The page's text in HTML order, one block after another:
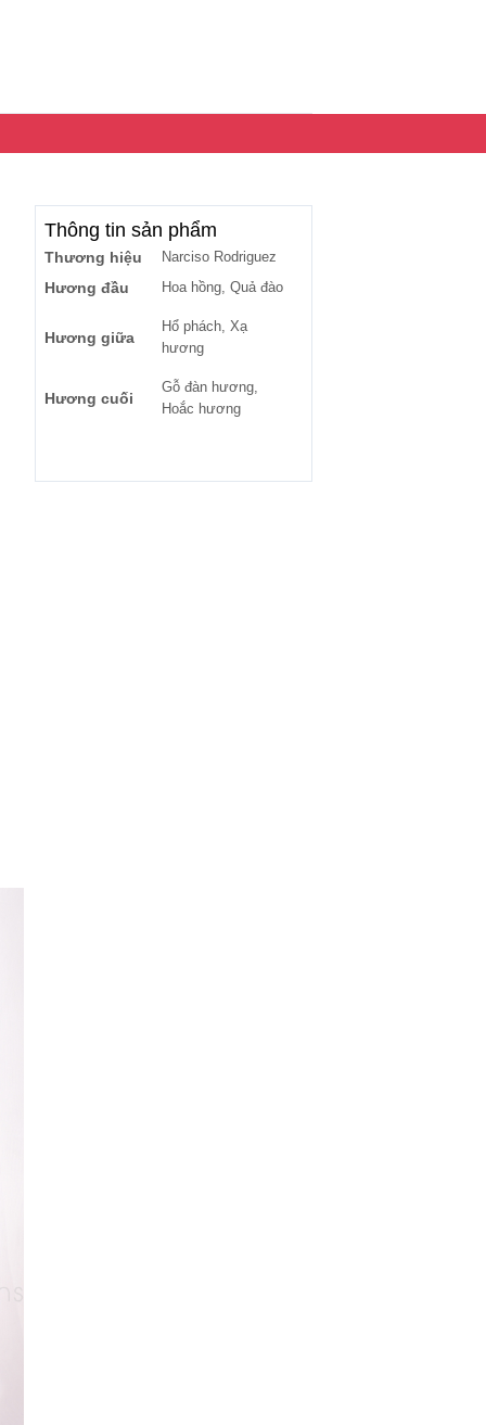
Thông tin sản phẩm
Thương hiệu Narciso Rodriguez
Hương đầu Hoa hồng, Quả đào
Hương giữa
Hổ phách, Xạ
hương
Hương cuối
Gỗ đàn hương,
Hoắc hương